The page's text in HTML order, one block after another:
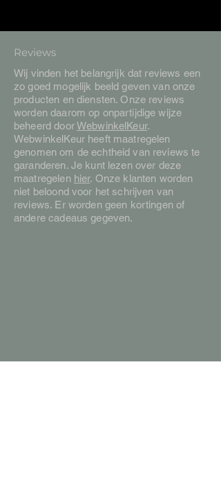
Reviews
Wij vinden het belangrijk dat reviews een
zo goed mogelijk beeld geven van onze
producten en diensten. Onze reviews
worden daarom op onpartijdige wijze
beheerd doorWebwinkelKeur.
WebwinkelKeur heeft maatregelen
genomen om de echtheid van reviews te
garanderen. Je kunt lezen over deze
maatregelen hier. Onze klanten worden
niet beloond voor het schrijven van
reviews. Er worden geen kortingen of
andere cadeaus gegeven.